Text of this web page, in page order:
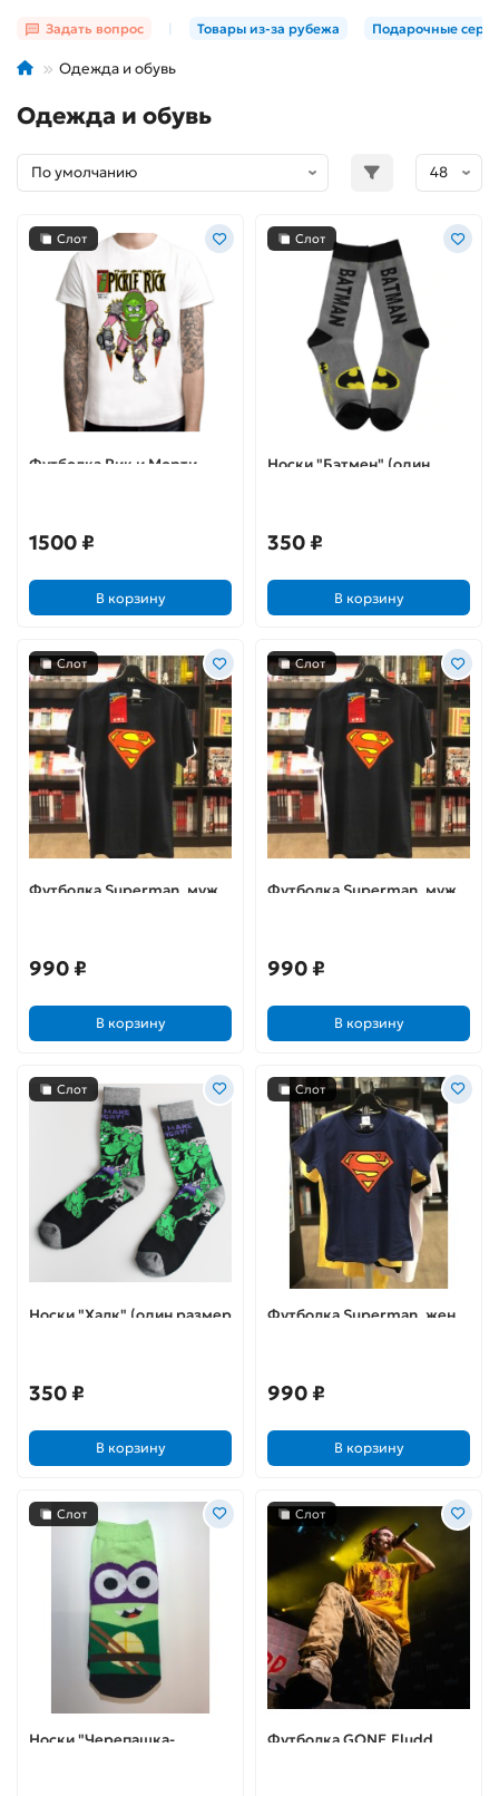
Задать вопрос Товары из-за рубежа Подарочные
Одежда и обувь
Одежда и обувь
Слот
Футболка Рик и Морти
1500 ₽
В корзину
Слот
Носки "Бэтмен" (один
350 ₽
В корзину
Слот
Футболка Superman, муж ,
990 ₽
В корзину
Слот
Футболка Superman, муж ,
990 ₽
В корзину
Слот
Носки "Халк" (один размер
350 ₽
В корзину
Слот
Футболка Superman, жен ,
990 ₽
В корзину
Слот
Носки "Черепашка-
Слот
Футболка GONE.Fludd